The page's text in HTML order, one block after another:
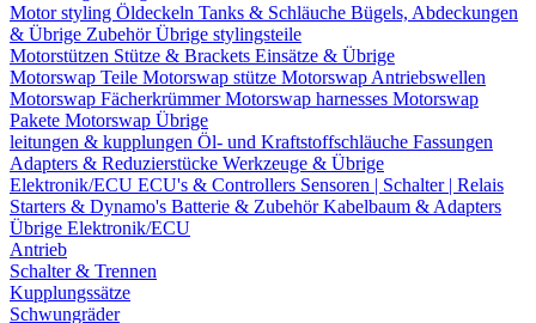
Motor styling Öldeckeln Tanks & Schläuche Bügels, Abdeckungen
& Übrige ZubehörÜbrige stylingsteile
Motorstützen Stütze & Brackets Einsätze & Übrige
Motorswap Teile Motorswap stütze Motorswap Antriebswellen
Motorswap FächerkrümmerMotorswap harnesses Motorswap
Pakete Motorswap Übrige
leitungen & kupplungen Öl- und Kraftstoffschläuche Fassungen
Adapters & Reduzierstücke Werkzeuge & Übrige
Elektronik/ECU ECU's & Controllers Sensoren | Schalter | Relais
Starters & Dynamo's Batterie & ZubehörKabelbaum & Adapters
Übrige Elektronik/ECU
Antrieb
Schalter & Trennen
Kupplungssätze
Schwungräder